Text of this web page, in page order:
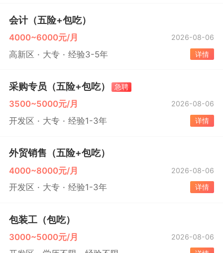
会计（五险+包吃）
4000~6000元/月 2026-08-06
高新区 大专 经验3-5年 详情
采购专员（五险+包吃） 急聘
3500~5000元/月 2026-08-06
开发区 大专 经验1-3年 详情
外贸销售（五险+包吃）
4000~8000元/月 2026-08-06
开发区 大专 经验1-3年 详情
包装工（包吃）
3000~5000元/月 2026-08-06